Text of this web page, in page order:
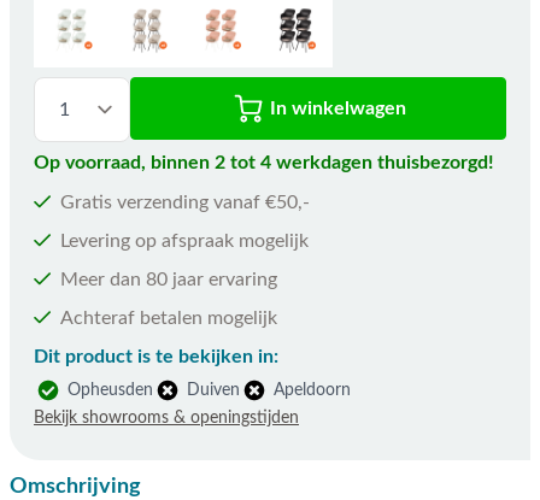
In winkelwagen
Op voorraad, binnen 2 tot 4 werkdagen thuisbezorgd!
Gratis verzending vanaf €50,-
Levering op afspraak mogelijk
Meer dan 80 jaar ervaring
Achteraf betalen mogelijk
Dit product is te bekijken in:
Opheusden Duiven
Apeldoorn
Bekijk showrooms & openingstijden
Omschrijving